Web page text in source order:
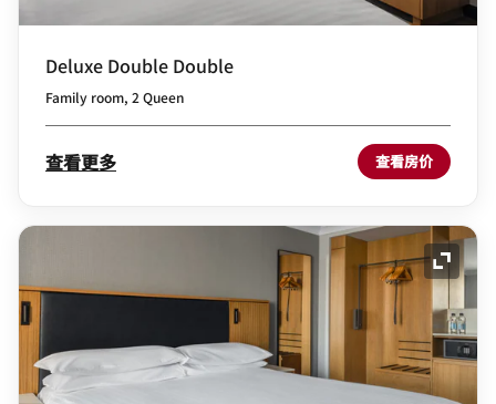
Deluxe Double Double
Family room, 2 Queen
查看更多 查看房价
展开